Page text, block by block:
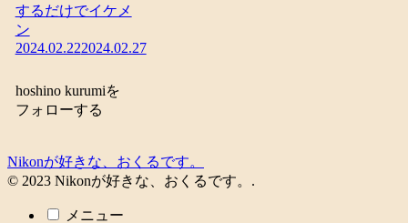
するだけでイケメ
ン
2024.02.222024.02.27
hoshino kurumiを
フォローする
Nikonが好きな、おくるです。
© 2023 Nikonが好きな、おくるです。.
メニュー